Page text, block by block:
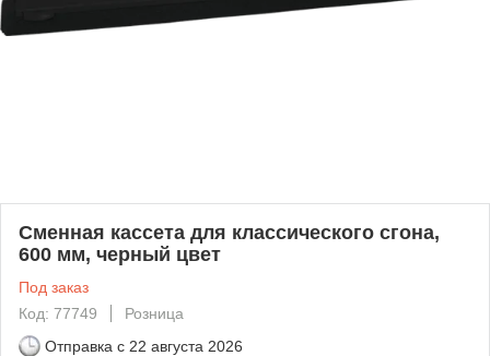
Сменная кассета для классического сгона,
600 мм, черный цвет
Под заказ
Код: 77749
Розница
Отправка с 22 августа 2026